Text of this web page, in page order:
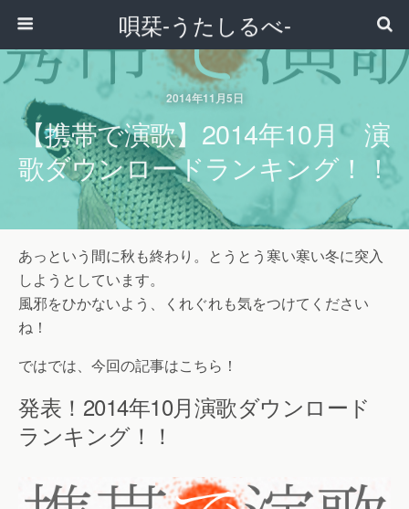
唄栞-うたしるべ-
2014年11月5日
【携帯で演歌】2014年10月 演
歌ダウンロードランキング！！
あっという間に秋も終わり。とうとう寒い寒い冬に突入
しようとしています。
風邪をひかないよう、くれぐれも気をつけてください
ね！
ではでは、今回の記事はこちら！
発表！2014年10月演歌ダウンロード
ランキング！！